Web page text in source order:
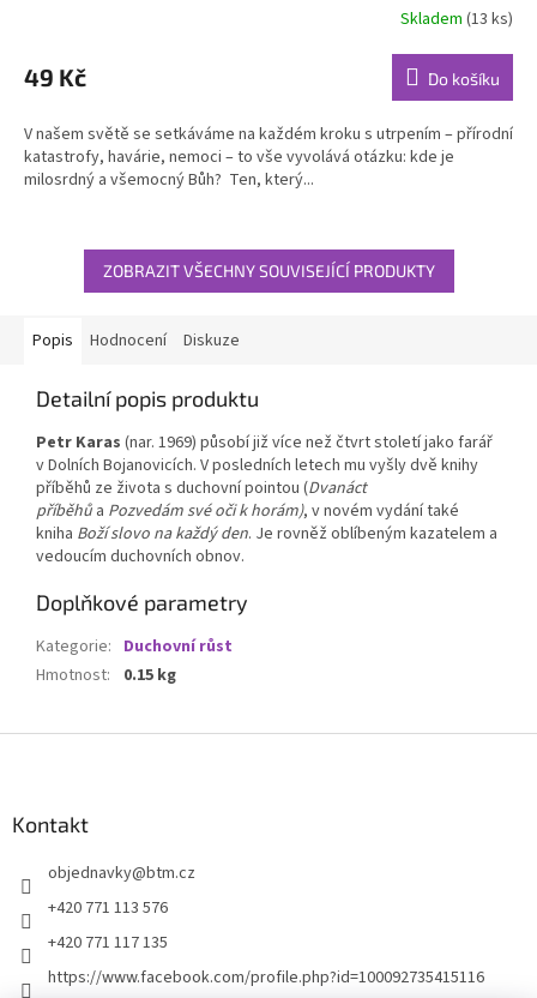
Skladem (13 ks)
49 Kč Do košíku
V našem světě se setkáváme na každém kroku s utrpením – přírodní
katastrofy, havárie, nemoci – to vše vyvolává otázku: kde je
milosrdný a všemocný Bůh? Ten, který...
ZOBRAZIT VŠECHNY SOUVISEJÍCÍ PRODUKTY
Popis Hodnocení Diskuze
Detailní popis produktu
Petr Karas (nar. 1969) působí již více než čtvrt století jako farář
v Dolních Bojanovicích. V posledních letech mu vyšly dvě knihy
příběhů ze života s duchovní pointou (Dvanáct
příběhů a Pozvedám své oči k horám), v novém vydání také
kniha Boží slovo na každý den. Je rovněž oblíbeným kazatelem a
vedoucím duchovních obnov.
Doplňkové parametry
Kategorie: Duchovní růst
Hmotnost: 0.15 kg
Kontakt
objednavky@btm.cz
+420 771 113 576
+420 771 117 135
https://www.facebook.com/profile.php?id=100092735415116